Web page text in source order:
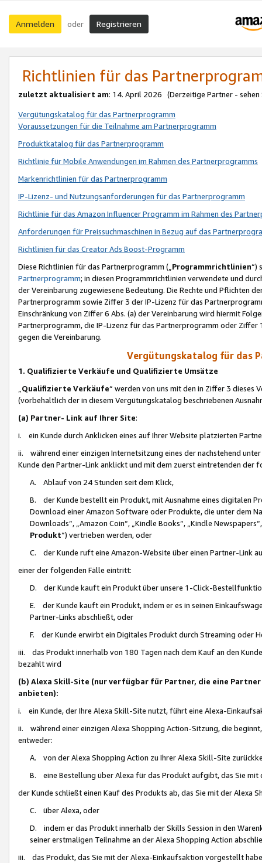
Anmelden oder Registrieren
Richtlinien für das
zuletzt aktualisiert am: 14. April 2026 (Derzeitige Partner - sehen
Vergütungskatalog für das Partnerprogramm
Voraussetzungen für die Teilnahme am Partnerprogramm
Produktkatalog für das Partnerprogramm
Richtlinie für Mobile Anwendungen im Rahmen des Partnerprogramms
Markenrichtlinien für das Partnerprogramm
IP-Lizenz- und Nutzungsanforderungen für das Partnerprogramm
Richtlinie für das Amazon Influencer Programm im Rahmen des
Anforderungen für Preissuchmaschinen in Bezug auf das
Richtlinien für das Creator Ads Boost-Programm
Diese Richtlinien für das Partnerprogramm („Programmrichtlinien“)
Partnerprogramm; in diesen Programmrichtlinien verwendete und
der Vereinbarung zugewiesene Bedeutung. Die Rechte und Pflichten
Partnerprogramm sowie Ziffer 3 der IP-Lizenz für das
Einschränkung von Ziffer 6 Abs. (a) der Vereinbarung wird hiermit
Partnerprogramm, die IP-Lizenz für das Partnerprogramm oder
gegen die Vereinbarung.
Vergütungskatalog für das
1. Qualifizierte Verkäufe und Qualifizierte Umsätze
Qualifizierte Verkäufe“ werden von uns mit den in Ziffer 3
(vorbehaltlich der in diesem Vergütungskatalog beschriebenen
(a) Partner- Link auf Ihrer Site:
i. ein Kunde durch Anklicken eines auf Ihrer Website platzierten
ii. während einer einzigen Internetsitzung eines der nachstehend
Kunde den Partner-Link anklickt und mit dem zuerst eintretenden der
A. Ablauf von 24 Stunden seit dem Klick,
B. der Kunde bestellt ein Produkt, mit Ausnahme eines digitalen
Download einer Amazon Software oder Produkte, die unter dem
Downloads“, „Amazon Coin“, „Kindle Books“, „Kindle
Produkt“) vertrieben werden, oder
C. der Kunde ruft eine Amazon-Website über einen Partner-Link
einer der folgenden Fälle eintritt:
D. der Kunde kauft ein Produkt über unsere 1-Click-
E. der Kunde kauft ein Produkt, indem er es in seinen
Partner-Links abschließt, oder
F. der Kunde erwirbt ein Digitales Produkt durch Streaming oder
iii. das Produkt innerhalb von 180 Tagen nach dem Kauf an den
bezahlt wird
(b) Alexa Skill-Site (nur verfügbar für Partner, die eine
anbieten):
i. ein Kunde, der Ihre Alexa Skill-Site nutzt, führt eine Alexa-
ii. während einer einzigen Alexa Shopping Action-Sitzung, die
entweder:
A. von der Alexa Shopping Action zu Ihrer Alexa Skill-Site
B. eine Bestellung über Alexa für das Produkt aufgibt, das Sie mit
der Kunde schließt einen Kauf des Produkts ab, das Sie mit der Alexa
C. über Alexa, oder
D. indem er das Produkt innerhalb der Skills Session in den
seiner erstmaligen Teilnahme an der Alexa Shopping Action
iii. das Produkt, das Sie mit der Alexa-Einkaufsaktion vorgestellt